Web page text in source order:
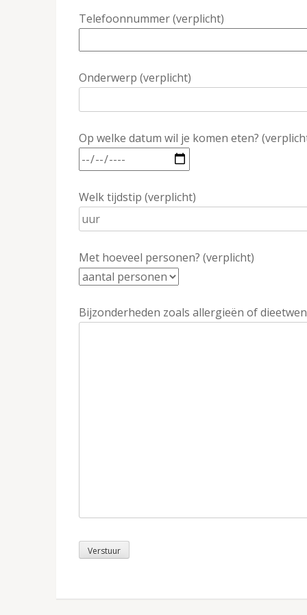
Telefoonnummer (verplicht)
Onderwerp (verplicht)
Op welke datum wil je komen eten?
Welk tijdstip (verplicht)
Met hoeveel personen? (verplicht)
Bijzonderheden zoals allergieën of